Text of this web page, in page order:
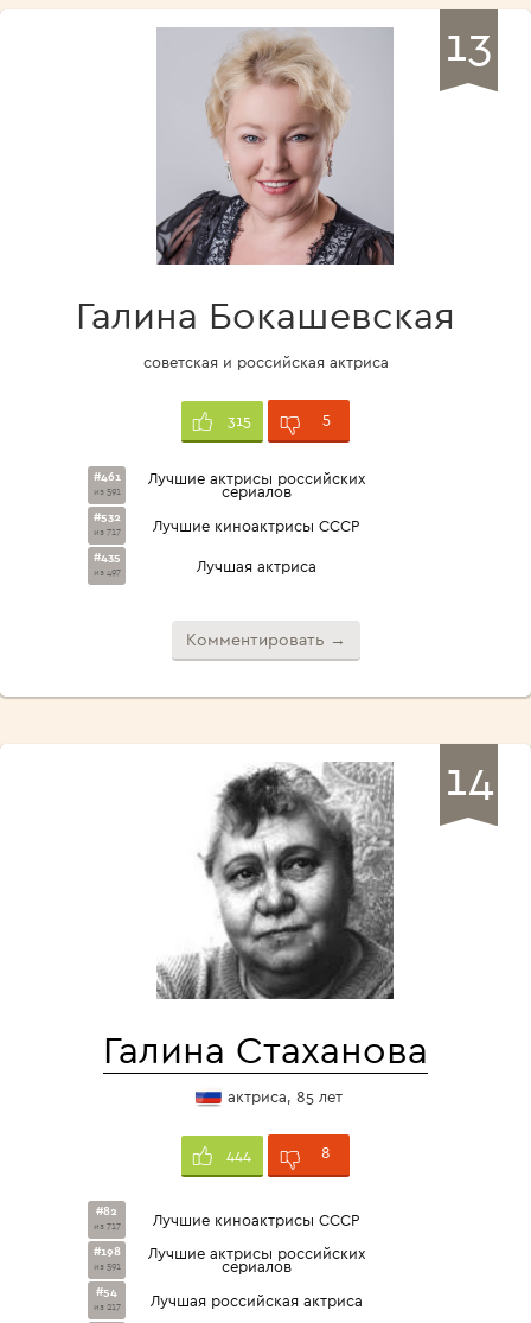
13
Галина Бокашевская
советская и российская актриса
315 5
#461
из 591
Лучшие актрисы российских
сериалов
#532
из 717 Лучшие киноактрисы СССР
#435
из 497 Лучшая актриса
Комментировать →
14
Галина Стаханова
актриса, 85 лет
444 8
#82
из 717 Лучшие киноактрисы СССР
#198
из 591
Лучшие актрисы российских
сериалов
#54
из 217 Лучшая российская актриса